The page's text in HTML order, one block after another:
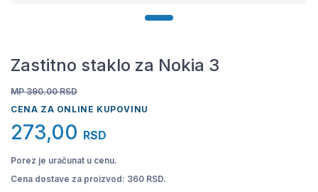
Zastitno staklo za Nokia 3
MP 390.00 RSD
CENA ZA ONLINE KUPOVINU
273,00 RSD
Porez je uračunat u cenu.
Cena dostave za proizvod: 360 RSD.